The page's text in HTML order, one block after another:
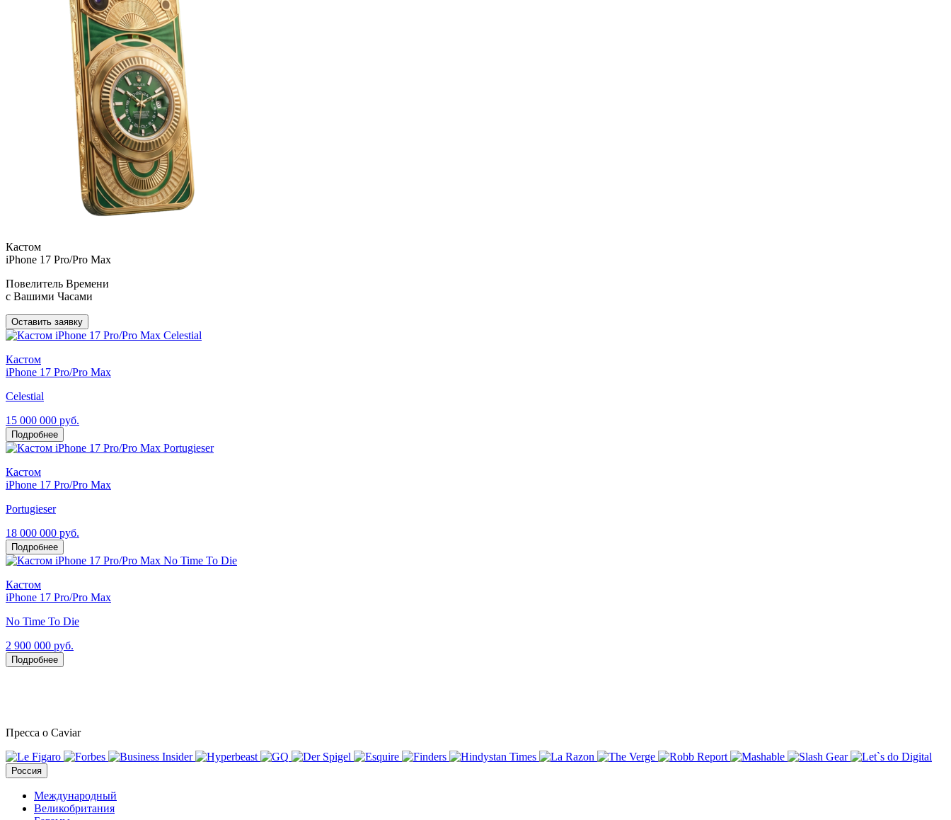
Кастом
iPhone 17 Pro/Pro Max
Повелитель Времени
с Вашими Часами
Оставить заявку
Кастом
iPhone 17 Pro/Pro Max
Celestial
15 000 000 руб.
Подробнее
Кастом
iPhone 17 Pro/Pro Max
Portugieser
18 000 000 руб.
Подробнее
Кастом
iPhone 17 Pro/Pro Max
No Time To Die
2 900 000 руб.
Подробнее
Пресса о Caviar
Россия
Международный
Великобритания